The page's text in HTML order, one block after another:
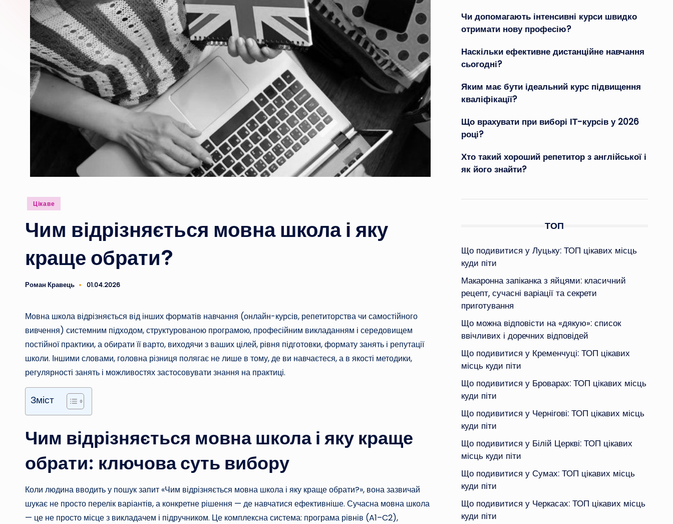
Опубліковано
Цікаве
Чим відрізняється мовна школа і яку
краще обрати?
Опубліковано
Роман Кравець 01.04.2026
Мовна школа відрізняється від інших форматів навчання (онлайн-курсів, репетиторства чи самостійного
вивчення) системним підходом, структурованою програмою, професійним викладанням і середовищем
постійної практики, а обирати її варто, виходячи з ваших цілей, рівня підготовки, формату занять і репутації
школи. Іншими словами, головна різниця полягає не лише в тому, де ви навчаєтеся, а в якості методики,
регулярності занять і можливостях застосовувати знання на практиці.
Зміст
Чим відрізняється мовна школа і яку краще
обрати: ключова суть вибору
Коли людина вводить у пошук запит «Чим відрізняється мовна школа і яку краще обрати?», вона зазвичай
шукає не просто перелік варіантів, а конкретне рішення — де навчатися ефективніше. Сучасна мовна школа
— це не просто місце з викладачем і підручником. Це комплексна система: програма рівнів (A1–C2),
Чи допомагають інтенсивні курси швидко
отримати нову професію?
Наскільки ефективне дистанційне навчання
сьогодні?
Яким має бути ідеальний курс підвищення
кваліфікації?
Що врахувати при виборі ІТ-курсів у 2026
році?
Хто такий хороший репетитор з англійської і
як його знайти?
ТОП
Що подивитися у Луцьку: ТОП цікавих місць
куди піти
Макаронна запіканка з яйцями: класичний
рецепт, сучасні варіації та секрети
приготування
Що можна відповісти на «дякую»: список
ввічливих і доречних відповідей
Що подивитися у Кременчуці: ТОП цікавих
місць куди піти
Що подивитися у Броварах: ТОП цікавих місць
куди піти
Що подивитися у Чернігові: ТОП цікавих місць
куди піти
Що подивитися у Білій Церкві: ТОП цікавих
місць куди піти
Що подивитися у Сумах: ТОП цікавих місць
куди піти
Що подивитися у Черкасах: ТОП цікавих місць
куди піти